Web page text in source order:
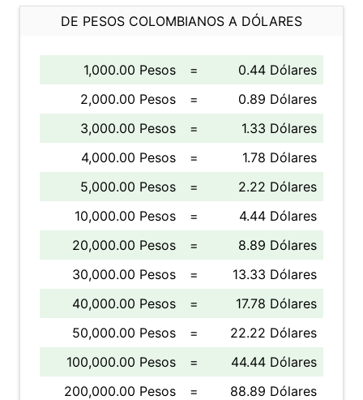
DE PESOS COLOMBIANOS A DÓLARES
1,000.00 Pesos =
0.44 Dólares
2,000.00 Pesos
=
0.89 Dólares
3,000.00 Pesos
=
1.33 Dólares
4,000.00 Pesos
=
1.78 Dólares
5,000.00 Pesos
=
2.22 Dólares
10,000.00 Pesos
=
4.44 Dólares
20,000.00 Pesos
=
8.89 Dólares
30,000.00 Pesos
=
13.33 Dólares
40,000.00 Pesos
=
17.78 Dólares
50,000.00 Pesos
=
22.22 Dólares
100,000.00 Pesos
=
44.44 Dólares
200,000.00 Pesos
= 88.89 Dólares